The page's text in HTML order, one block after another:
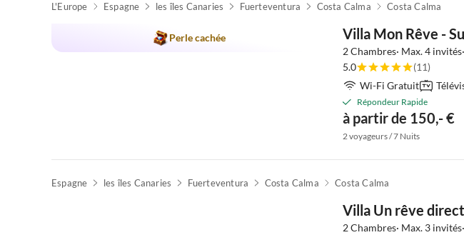
L'Europe Espagne les îles Canaries Fuerteventura Costa Calma Costa Calma
Perle cachée Villa Mon Rêve -
2 Chambres· Max. 4
5.0
(11)
Wi-Fi Gratuit
Répondeur Rapide
à partir de 150,- €
2 voyageurs / 7 Nuits
Espagne les îles Canaries Fuerteventura Costa Calma Costa Calma
Villa Un rêve
2 Chambres· Max. 3